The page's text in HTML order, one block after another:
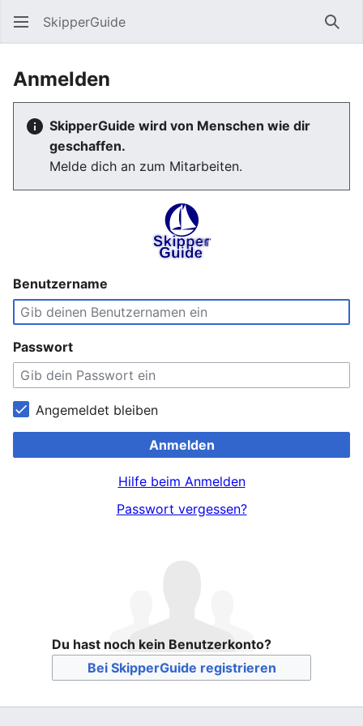
SkipperGuide
Anmelden
SkipperGuide wird von Menschen wie dir
geschaffen.
Melde dich an zum Mitarbeiten.
Benutzername
Passwort
Angemeldet bleiben
Anmelden
Hilfe beim Anmelden
Passwort vergessen?
Du hast noch kein Benutzerkonto?
Bei SkipperGuide registrieren